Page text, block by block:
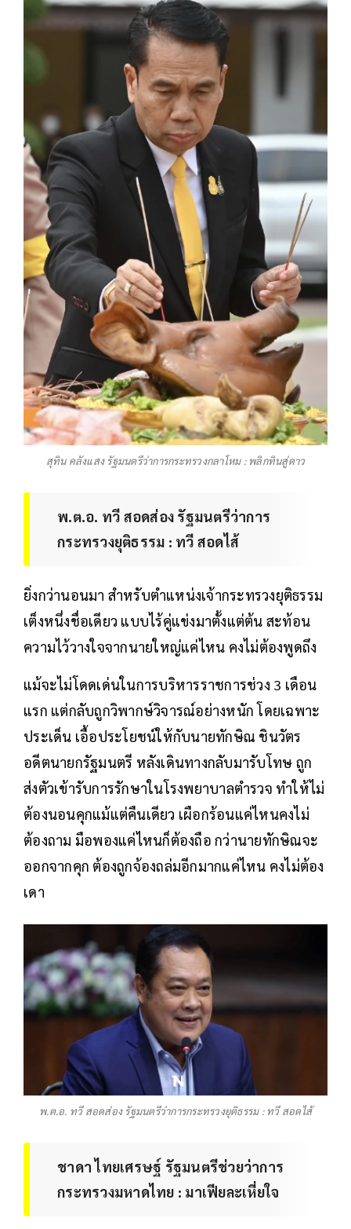
สุทิน คลังแสง​ รัฐมนตรี​ว่าการ​กระทรวง​กลาโหม​ : พลิกทินสู่ดาว
พ.ต.อ. ทวี​ สอดส่อง​ รัฐมนตรี​ว่าการ​
กระทรวงยุติธรรม : ทวี สอดไส้
ยิ่งกว่านอนมา สำหรับตำแหน่งเจ้ากระทรวงยุติธรรม
เต็งหนึ่งชื่อเดียว แบบไร้คู่แข่งมาตั้งแต่ต้น สะท้อน
ความไว้วางใจจากนายใหญ่แค่ไหน คงไม่ต้องพูดถึง
แม้จะไม่โดดเด่นในการบริหารราชการช่วง 3 เดือน
แรก แต่กลับถูกวิพากษ์วิจารณ์อย่างหนัก โดยเฉพาะ
ประเด็น เอื้อประโยชน์ให้กับนายทักษิณ ชินวัตร
อดีตนายกรัฐมนตรี หลังเดินทางกลับมารับโทษ ถูก
ส่งตัวเข้ารับการรักษาในโรงพยาบาลตำรวจ ทำให้ไม่
ต้องนอนคุกแม้แต่คืนเดียว เผือกร้อนแค่ไหนคงไม่
ต้องถาม มือพองแค่ไหนก็ต้องถือ กว่านายทักษิณจะ
ออกจากคุก ต้องถูกจ้องถล่มอีกมากแค่ไหน คงไม่ต้อง
เดา
พ.ต.อ. ทวี​ สอดส่อง​ รัฐมนตรี​ว่าการ​กระทรวงยุติธรรม : ทวี สอดไส้
ชาดา ไทย​เศรษฐ์​ รัฐมนตรี​ช่วยว่าการ​
กระทรวง​มหาดไทย​ : มาเฟียละเหี่ยใจ​